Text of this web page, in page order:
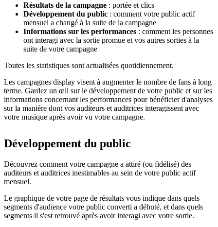
Résultats de la campagne : portée et clics
Développement du public : comment votre public actif
mensuel a changé à la suite de la campagne
Informations sur les performances : comment les personnes
ont interagi avec la sortie promue et vos autres sorties à la
suite de votre campagne
Toutes les statistiques sont actualisées quotidiennement.
Les campagnes display visent à augmenter le nombre de fans à long
terme. Gardez un œil sur le développement de votre public et sur les
informations concernant les performances pour bénéficier d'analyses
sur la manière dont vos auditeurs et auditrices interagissent avec
votre musique après avoir vu votre campagne.
Développement du public
Découvrez comment votre campagne a attiré (ou fidélisé) des
auditeurs et auditrices inestimables au sein de votre public actif
mensuel.
Le graphique de votre page de résultats vous indique dans quels
segments d'audience votre public converti a débuté, et dans quels
segments il s'est retrouvé après avoir interagi avec votre sortie.